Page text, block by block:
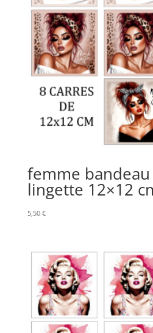
femme bandeau
lingette 12×12
5,50 €